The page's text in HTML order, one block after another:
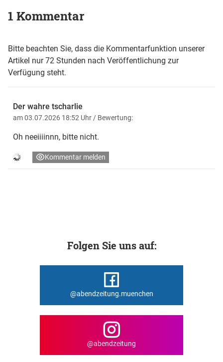
1 Kommentar
Bitte beachten Sie, dass die Kommentarfunktion unserer
Artikel nur 72 Stunden nach Veröffentlichung zur
Verfügung steht.
Der wahre tscharlie
am 03.07.2026 18:52 Uhr / Bewertung:
Oh neeiiiinnn, bitte nicht.
Kommentar melden
Folgen Sie uns auf:
@abendzeitung.muenchen
@abendzeitung